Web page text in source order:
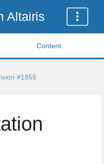
Altairis
Content
#1855